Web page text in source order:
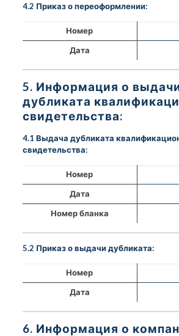
4.2 Приказ о переоформлении:
Номер
Дата
5. Информация о
дубликата
свидетельства:
4.1 Выдача дубликата
свидетельства:
Номер
Дата
Номер бланка
5.2 Приказ о выдачи дубликата:
Номер
Дата
6. Информация о